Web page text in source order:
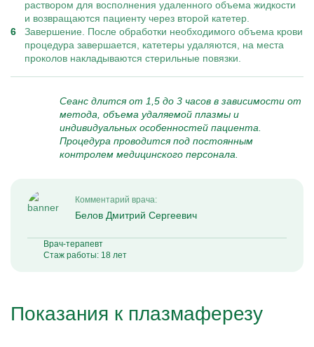
раствором для восполнения удаленного объема жидкости
и возвращаются пациенту через второй катетер.
Завершение. После обработки необходимого объема крови
процедура завершается, катетеры удаляются, на места
проколов накладываются стерильные повязки.
Сеанс длится от 1,5 до 3 часов в зависимости от
метода, объема удаляемой плазмы и
индивидуальных особенностей пациента.
Процедура проводится под постоянным
контролем медицинского персонала.
Комментарий врача:
Белов Дмитрий Сергеевич
Врач-терапевт
Стаж работы: 18 лет
Показания к плазмаферезу